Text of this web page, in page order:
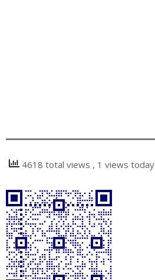
4618 total views , 1 views today